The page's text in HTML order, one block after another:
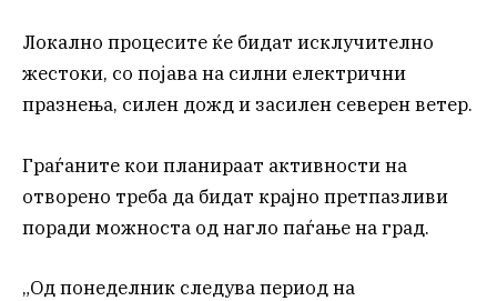
Локално процесите ќе бидат исклучително
жестоки, со појава на силни електрични
празнења, силен дожд и засилен северен ветер.
Граѓаните кои планираат активности на
отворено треба да бидат крајно претпазливи
поради можноста од нагло паѓање на град.
„Од понеделник следува период на